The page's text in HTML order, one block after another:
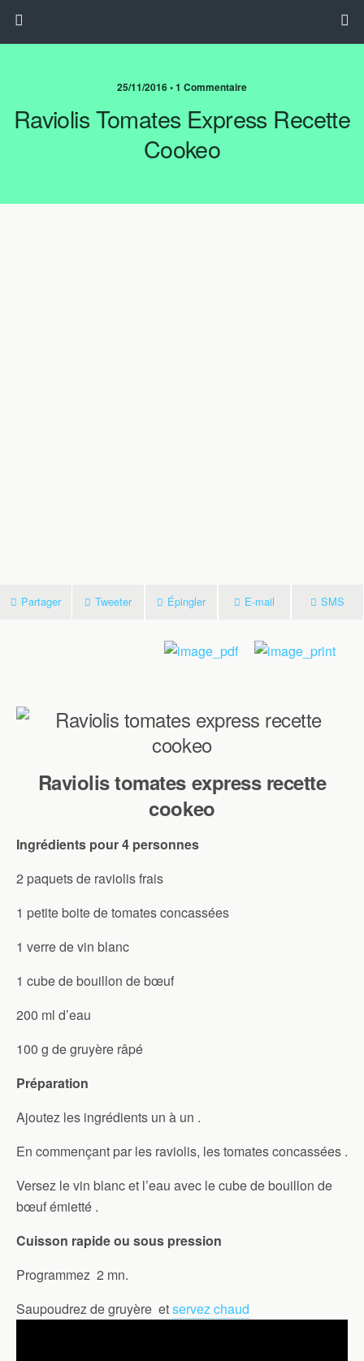
25/11/2016 • 1 Commentaire
Raviolis Tomates Express Recette
Cookeo
Partager Tweeter Épingler E-mail SMS
Raviolis tomates express recette
cookeo
Ingrédients pour 4 personnes
2 paquets de raviolis frais
1 petite boite de tomates concassées
1 verre de vin blanc
1 cube de bouillon de bœuf
200 ml d’eau
100 g de gruyère râpé
Préparation
Ajoutez les ingrédients un à un .
En commençant par les raviolis, les tomates concassées .
Versez le vin blanc et l’eau avec le cube de bouillon de
bœuf émietté .
Cuisson rapide ou sous pression
Programmez 2 mn.
Saupoudrez de gruyère etservez chaud